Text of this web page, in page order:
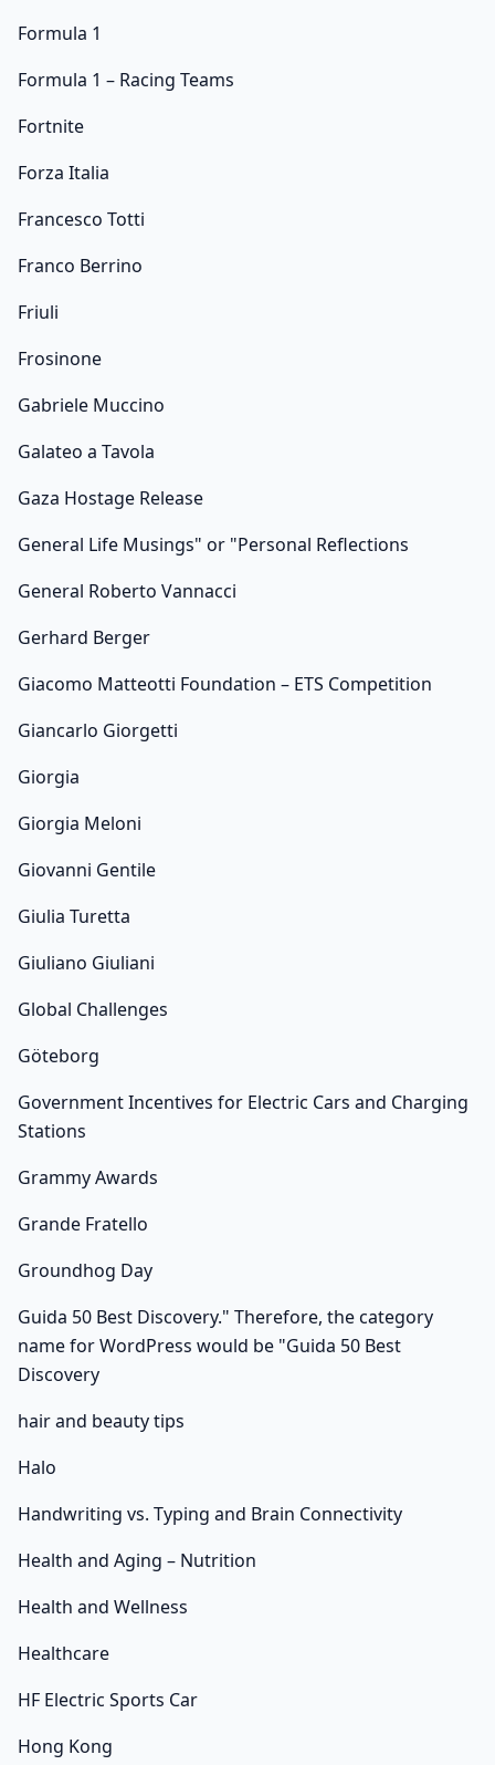
Formula 1
Formula 1 – Racing Teams
Fortnite
Forza Italia
Francesco Totti
Franco Berrino
Friuli
Frosinone
Gabriele Muccino
Galateo a Tavola
Gaza Hostage Release
General Life Musings" or "Personal Reflections
General Roberto Vannacci
Gerhard Berger
Giacomo Matteotti Foundation – ETS Competition
Giancarlo Giorgetti
Giorgia
Giorgia Meloni
Giovanni Gentile
Giulia Turetta
Giuliano Giuliani
Global Challenges
Göteborg
Government Incentives for Electric Cars and Charging
Stations
Grammy Awards
Grande Fratello
Groundhog Day
Guida 50 Best Discovery." Therefore, the category
name for WordPress would be "Guida 50 Best
Discovery
hair and beauty tips
Halo
Handwriting vs. Typing and Brain Connectivity
Health and Aging – Nutrition
Health and Wellness
Healthcare
HF Electric Sports Car
Hong Kong